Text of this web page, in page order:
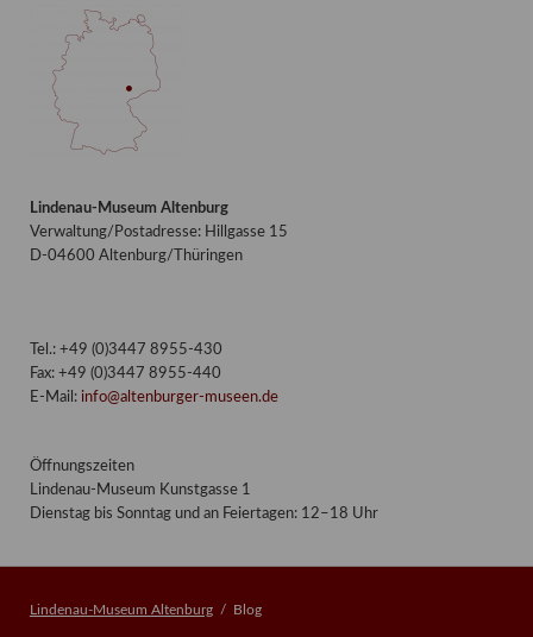
Lindenau-Museum Altenburg
Verwaltung/Postadresse: Hillgasse 15
D-04600 Altenburg/Thüringen
Tel.: +49 (0)3447 8955-430
Fax: +49 (0)3447 8955-440
E-Mail: info@altenburger-museen.de
Öffnungszeiten
Lindenau-Museum Kunstgasse 1
Dienstag bis Sonntag und an Feiertagen: 12–18 Uhr
Lindenau-Museum Altenburg Blog